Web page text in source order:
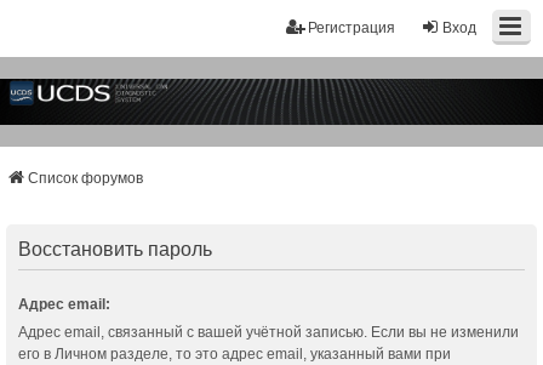
Вход
Регистрация
Список форумов
Восстановить пароль
Адрес email:
Адрес email, связанный с вашей учётной записью. Если вы не изменили
его в Личном разделе, то это адрес email, указанный вами при